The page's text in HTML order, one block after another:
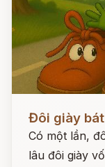
Đôi giày
Có một lần,
lâu đôi giày